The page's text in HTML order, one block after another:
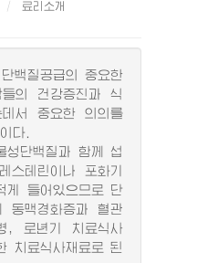
료리소개
백질공급의 중요한
의 건강증진과 식
데서 중요한 의의를
다.
단백질과 함께 섭
스테린이나 포화기
게 들어있으므로 단
동맥경화증과 혈관
, 로년기 치료식사
치료식사재료로 된